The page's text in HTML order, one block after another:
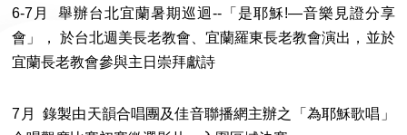
6-7月 舉辦台北宜蘭暑期巡迴--「是耶穌!—音樂見證分享
會」， 於台北週美長老教會、宜蘭羅東長老教會演出，並於
宜蘭長老教會參與主日崇拜獻詩
7月 錄製由天韻合唱團及佳音聯播網主辦之「為耶穌歌唱」